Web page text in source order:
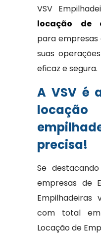
VSV
locação de
para empresas
suas
eficaz e segura.
A VSV é
precisa!
Se
empresas de
Empilhadeiras
com total
Locação de